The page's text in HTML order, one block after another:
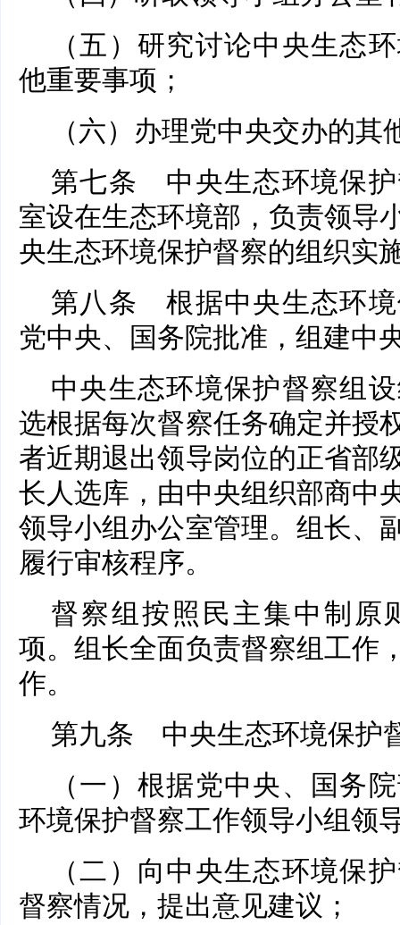
（五）研究讨论中央生态
他重要事项；
（六）办理党中央交办的其
第七条 中央生态环境保护
室设在生态环境部，负责领导
央生态环境保护督察的组织实
第八条 根据中央生态环境
党中央、国务院批准，组建中
中央生态环境保护督察组
选根据每次督察任务确定并授
者近期退出领导岗位的正省部
长人选库，由中央组织部商中
领导小组办公室管理。组长、
履行审核程序。
督察组按照民主集中制原
项。组长全面负责督察组工作
作。
第九条 中央生态环境保护
（一）根据党中央、国务
环境保护督察工作领导小组领
（二）向中央生态环境保
督察情况，提出意见建议；